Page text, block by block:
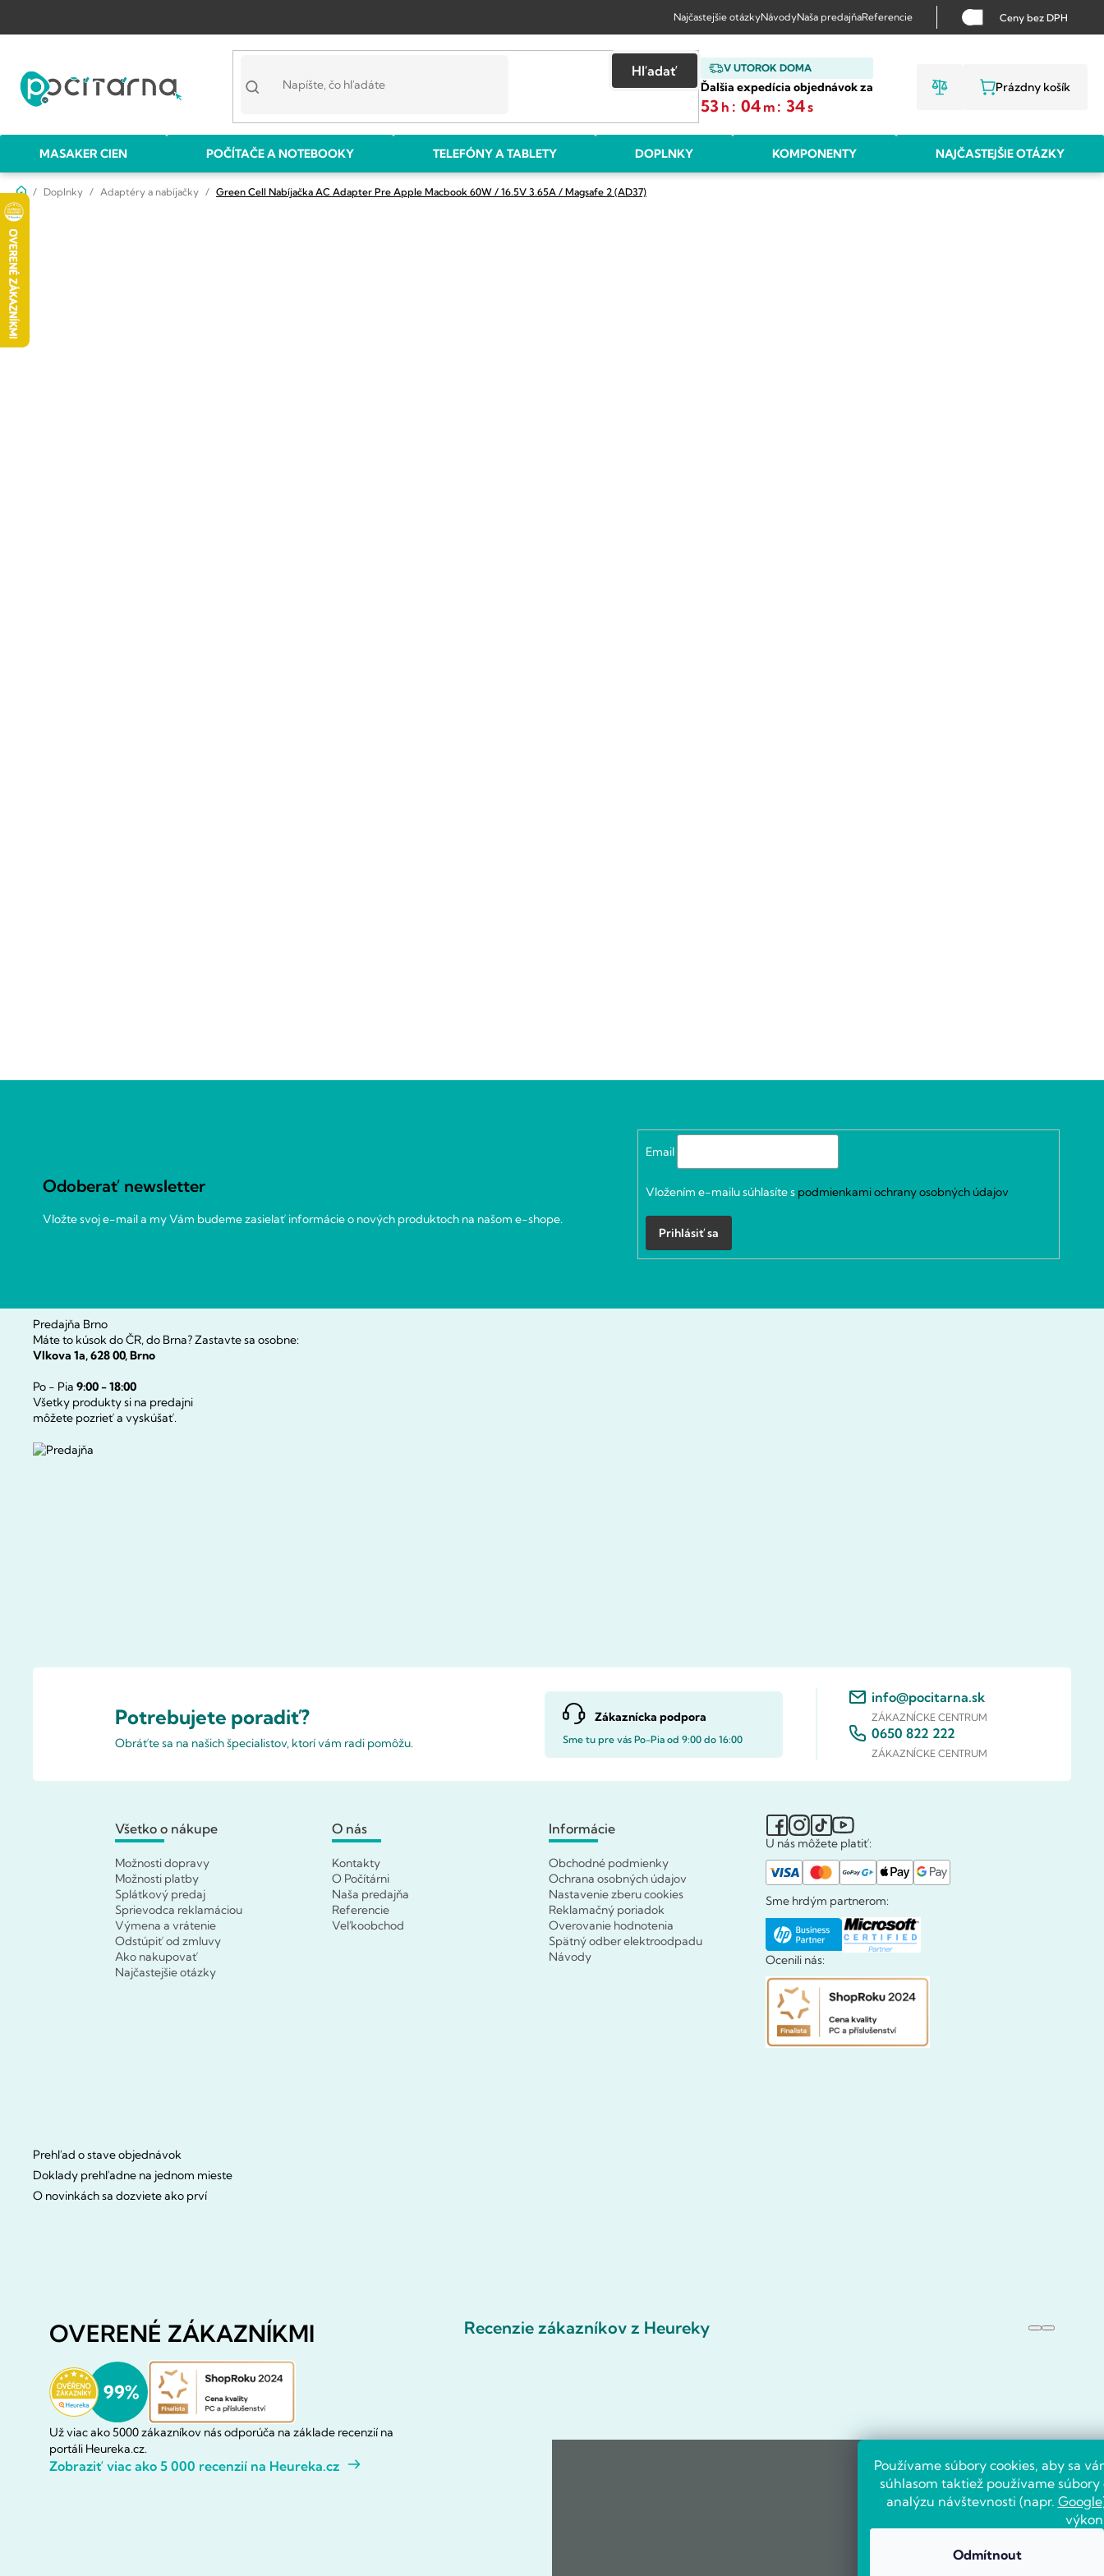
Používame súbory cookies, aby sa
súhlasom taktiež používame
analýzu návštevnosti (napr. Google
Odmítnout
obsah
Najčastejšie otázkyNávodyNaša predajňaReferencie Ceny bez DPH
V UTOROK DOMA
Ďalšia expedícia objednávok za
53 h : 04 m : 34s
Hľadať
NÁKUPNÝ
Prázdny košík
MASAKER CIEN POČÍTAČE A NOTEBOOKY TELEFÓNY A TABLETY DOPLNKY KOMPONENTY NAJČASTEJŠIE OTÁZKY
DomovDoplnky Adaptéry a nabíjačky Green Cell Nabíjačka AC Adapter Pre Apple Macbook 60W / 16.5V 3.65A / Magsafe 2 (AD37)
Odoberať newsletter
Vložte svoj e-mail a my Vám budeme zasielať informácie o nových produktoch na našom e-shope.
Email
Vložením e-mailu súhlasíte s podmienkami ochrany osobných údajov
Prihlásiť sa
Predajňa Brno
Máte to kúsok do ČR, do Brna? Zastavte sa osobne:
Vlkova 1a, 628 00, Brno
Po - Pia 9:00 - 18:00
Všetky produkty si na predajni
môžete pozrieť a vyskúšať.
Potrebujete poradiť?
Obráťte sa na našich špecialistov, ktorí vám radi pomôžu.
Zákaznícka podpora
Sme tu pre vás Po-Pia od 9:00 do 16:00
info@pocitarna.sk
ZÁKAZNÍCKE CENTRUM
0650 822 222
ZÁKAZNÍCKE CENTRUM
Všetko o nákupe
Možnosti dopravy
Možnosti platby
Splátkový predaj
Sprievodca reklamáciou
Výmena a vrátenie
Odstúpiť od zmluvy
Ako nakupovať
Najčastejšie otázky
O nás
Kontakty
O Počítárni
Naša predajňa
Referencie
Veľkoobchod
Informácie
Obchodné podmienky
Ochrana osobných údajov
Nastavenie zberu cookies
Reklamačný poriadok
Overovanie hodnotenia
Spätný odber elektroodpadu
Návody
U nás môžete platiť:
Sme hrdým partnerom:
Ocenili nás:
Prehľad o stave objednávok
Doklady prehľadne na jednom mieste
O novinkách sa dozviete ako prví
OVERENÉ ZÁKAZNÍKMI
Už viac ako 5000 zákazníkov nás odporúča na základe recenzií na
portáli Heureka.cz.
Zobraziť viac ako 5 000 recenzií na Heureka.cz
Recenzie zákazníkov z Heureky